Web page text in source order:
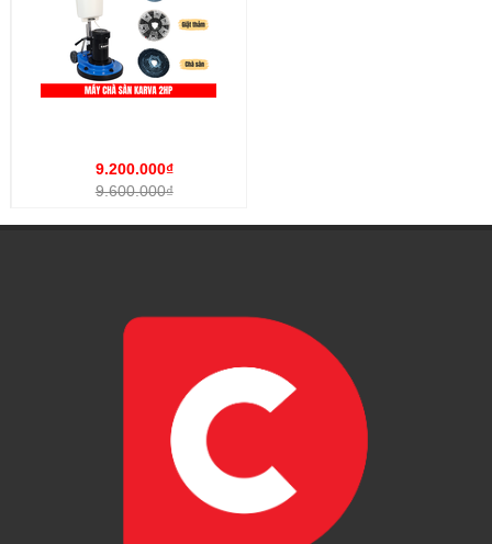
9.200.000₫
9.600.000₫